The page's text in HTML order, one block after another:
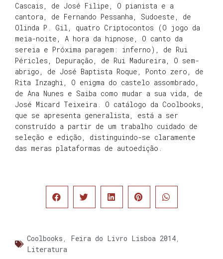
Cascais, de José Filipe, O pianista e a
cantora, de Fernando Pessanha, Sudoeste, de
Olinda P. Gil, quatro Criptocontos (O jogo da
meia-noite, A hora da hipnose, O canto da
sereia e Próxima paragem: inferno), de Rui
Péricles, Depuração, de Rui Madureira, O sem-
abrigo, de José Baptista Roque, Ponto zero, de
Rita Inzaghi, O enigma do castelo assombrado,
de Ana Nunes e Saiba como mudar a sua vida, de
José Micard Teixeira. O catálogo da Coolbooks,
que se apresenta generalista, está a ser
construído a partir de um trabalho cuidado de
seleção e edição, distinguindo-se claramente
das meras plataformas de autoedição.
Coolbooks , Feira do Livro Lisboa 2014,
Literatura